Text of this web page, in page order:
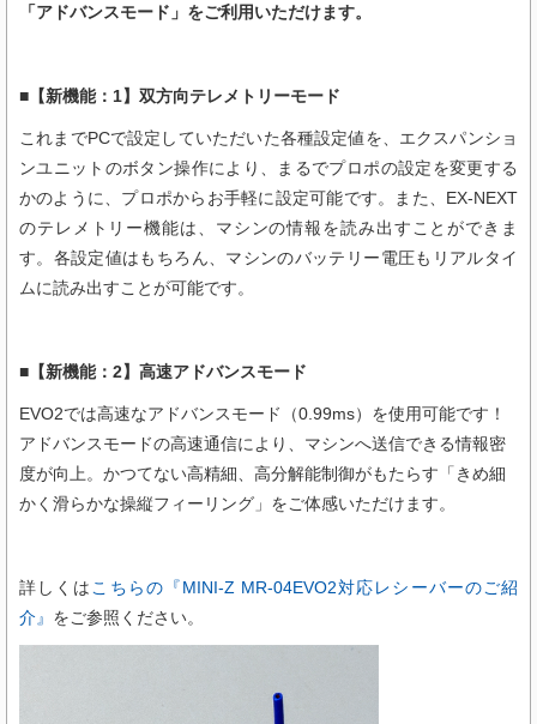
「アドバンスモード」をご利用いただけます。
■【新機能：1】双方向テレメトリーモード
これまでPCで設定していただいた各種設定値を、エクスパンショ
ンユニットのボタン操作により、まるでプロポの設定を変更する
かのように、プロポからお手軽に設定可能です。また、EX-NEXT
のテレメトリー機能は、マシンの情報を読み出すことができま
す。各設定値はもちろん、マシンのバッテリー電圧もリアルタイ
ムに読み出すことが可能です。
■【新機能：2】高速アドバンスモード
EVO2では高速なアドバンスモード（0.99ms）を使用可能です！
アドバンスモードの高速通信により、マシンへ送信できる情報密
度が向上。かつてない高精細、高分解能制御がもたらす「きめ細
かく滑らかな操縦フィーリング」をご体感いただけます。
詳しくは こちらの『MINI-Z MR-04EVO2対応レシーバーのご紹
介』 をご参照ください。